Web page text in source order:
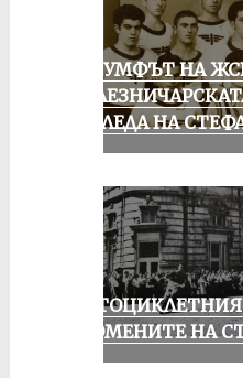
ТРИУМФЪТ НА
ПОГЛЕДА НА
СПОМЕНИТЕ НА